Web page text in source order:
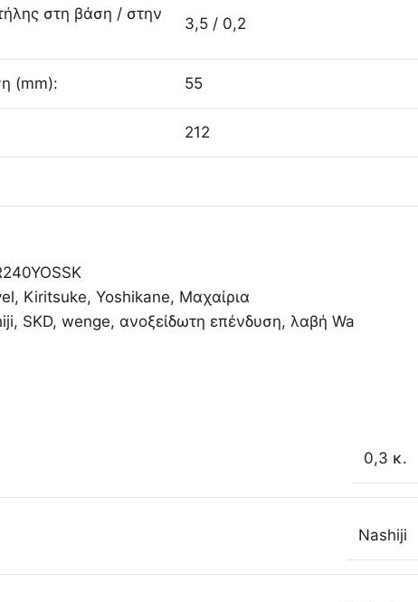
στη βάση / στην
3,5 / 0,2
(mm): 55
212
, Kiritsuke, Yoshikane, Μαχαίρια
, SKD, wenge, ανοξείδωτη επένδυση, λαβή Wa
0,3 κ.
Nashiji